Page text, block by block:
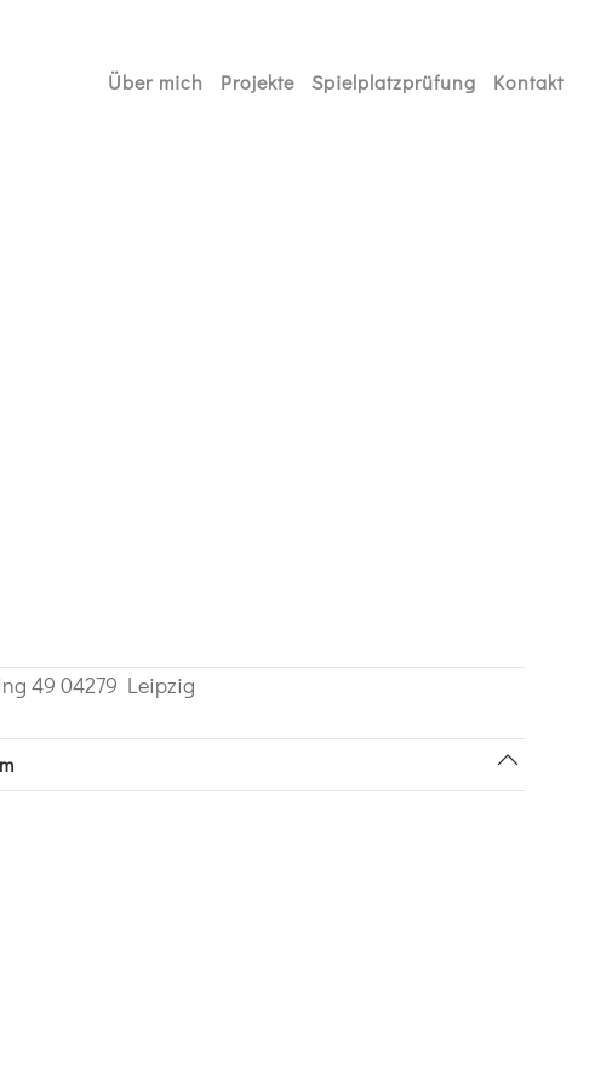
Über mich Projekte Spielplatzprüfung Kontakt
49 04279 Leipzig